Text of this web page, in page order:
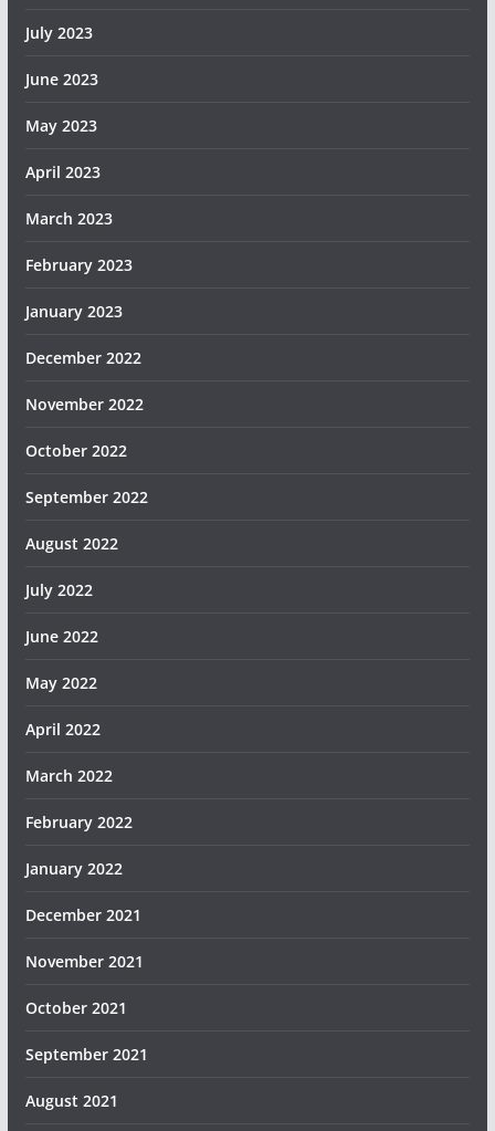
July 2023
June 2023
May 2023
April 2023
March 2023
February 2023
January 2023
December 2022
November 2022
October 2022
September 2022
August 2022
July 2022
June 2022
May 2022
April 2022
March 2022
February 2022
January 2022
December 2021
November 2021
October 2021
September 2021
August 2021